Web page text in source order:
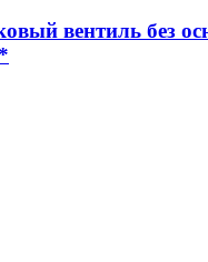
вентиль без